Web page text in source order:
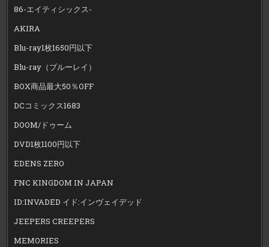
86-エイティシックス-
AKIRA
Blu-ray1枚1650円以下
Blu-ray（ブルーレイ）
BOX商品最大50％OFF
DCコミックス1683
DOOM/ドゥーム
DVD1枚1100円以下
EDENS ZERO
FNC KINGDOM IN JAPAN
ID:INVADED イド:インヴェイデッド
JEEPERS CREEPERS
MEMORIES